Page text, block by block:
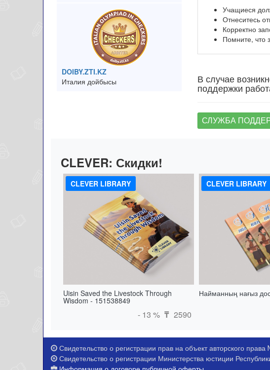
DOIBY.ZTI.KZ
Италия дойбысы
Учащиеся
Отнеситесь
Корректно
Помните, что
В случае
поддержки
СЛУЖБА
CLEVER: Скидки!
CLEVER LIBRARY
Uisin Saved the Livestock Through
Wisdom - 151538849
- 13 % ₸ 2590
CLEVER LIBRARY
Найманның нағыз
Свидетельство о регистрации прав на объект авторского
Свидетельство о регистрации Министерства юстиции